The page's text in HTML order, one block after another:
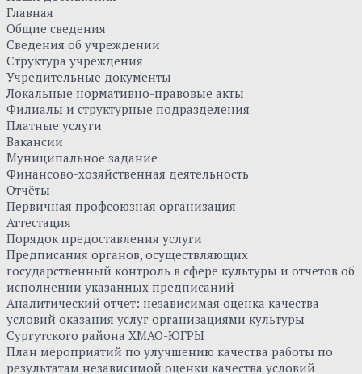
Главная
Общие сведения
Сведения об учреждении
Структура учреждения
Учредительные документы
Локальные нормативно-правовые акты
Филиалы и структурные подразделения
Платные услуги
Вакансии
Муниципальное задание
Финансово-хозяйственная деятельность
Отчёты
Первичная профсоюзная организация
Аттестация
Порядок предоставления услуги
Предписания органов, осуществляющих
государственный контроль в сфере культуры и отчетов об
исполнении указанных предписаний
Аналитический отчет: независимая оценка качества
условий оказания услуг организациями культуры
Сургутского района ХМАО-ЮГРЫ
План мероприятий по улучшению качества работы по
результатам независимой оценки качества условий